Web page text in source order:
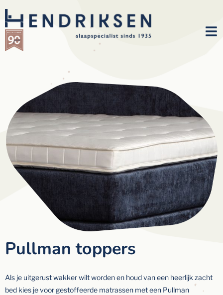
Pullman toppers
Als je uitgerust wakker wilt worden en houd van een heerlijk zacht
bed kies je voor gestoffeerde matrassen met een Pullman